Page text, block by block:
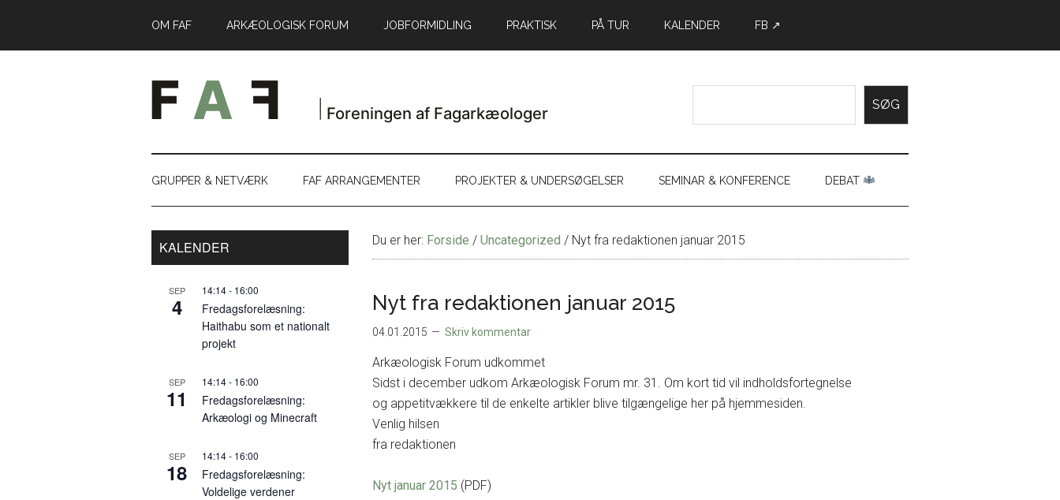
indhold
secondary
til
OM FAF ARKÆOLOGISK FORUM JOBFORMIDLING PRAKTISK PÅ TUR KALENDER FB ↗
SØG
GRUPPER & NETVÆRK FAF ARRANGEMENTER PROJEKTER & UNDERSØGELSER SEMINAR & KONFERENCE DEBAT
Du er her: Forside / Uncategorized / Nyt fra redaktionen januar 2015
Nyt fra redaktionen januar 2015
04.01.2015 Skriv kommentar
Arkæologisk Forum udkommet
Sidst i december udkom Arkæologisk Forum mr. 31. Om kort tid vil indholdsfortegnelse
og appetitvækkere til de enkelte artikler blive tilgængelige her på hjemmesiden.
Venlig hilsen
fra redaktionen
Nyt januar 2015 (PDF)
Sidebar
KALENDER
SEP
4
14:14- 16:00
Fredagsforelæsning:
Haithabu som et nationalt
projekt
SEP
11
14:14- 16:00
Fredagsforelæsning:
Arkæologi og Minecraft
SEP
18
14:14- 16:00
Fredagsforelæsning:
Voldelige verdener